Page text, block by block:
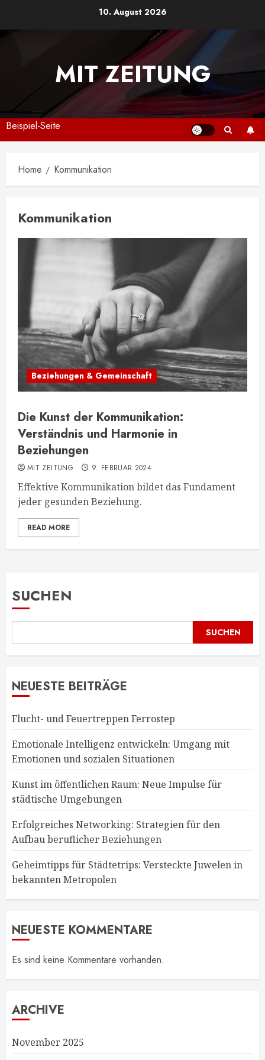
10. August 2026
MIT ZEITUNG
Beispiel-Seite
Home Kommunikation
Kommunikation
Beziehungen & Gemeinschaft
Die Kunst der Kommunikation:
Verständnis und Harmonie in
Beziehungen
MIT ZEITUNG 9. FEBRUAR 2024
Effektive Kommunikation bildet das Fundament
jeder gesunden Beziehung.
READ MORE
SUCHEN
SUCHEN
NEUESTE BEITRÄGE
Flucht- und Feuertreppen Ferrostep
Emotionale Intelligenz entwickeln: Umgang mit
Emotionen und sozialen Situationen
Kunst im öffentlichen Raum: Neue Impulse für
städtische Umgebungen
Erfolgreiches Networking: Strategien für den
Aufbau beruflicher Beziehungen
Geheimtipps für Städtetrips: Versteckte Juwelen in
bekannten Metropolen
NEUESTE KOMMENTARE
Es sind keine Kommentare vorhanden.
ARCHIVE
November 2025